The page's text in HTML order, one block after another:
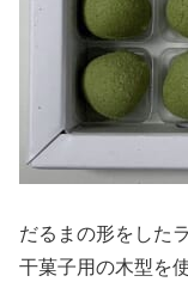
だるまの形をした
干菓子用の木型を